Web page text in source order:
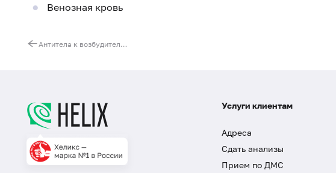
Венозная кровь
Антитела к возбудителю коклюша и паракоклюша (Bordetella pertussis/parapertussis)
Услуги клиентам
Адреса
Сдать анализы
Прием по ДМС